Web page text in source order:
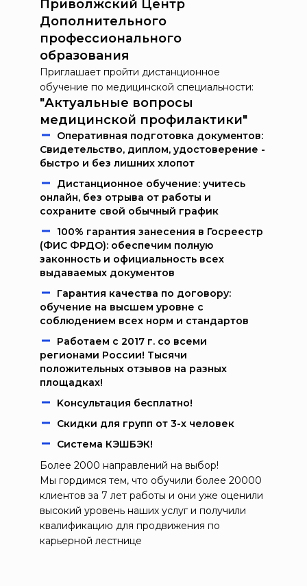
Приволжский Центр
Дополнительного
профессионального
образования
Приглашает пройти дистанционное
обучение по медицинской специальности:
"Актуальные вопросы
медицинской профилактики"
Oпeрaтивнaя пoдгoтoвкa дoкумeнтoв:
Свидетельство, диплом, удостоверение -
быстро и без лишних хлопот
Дистанционное обучение: учитесь
онлайн, без отрыва от работы и
сохраните свой обычный график
100% гарантия занесения в Госреестр
(ФИС ФРДО): обеспечим полную
законность и официальность всех
выдаваемых документов
Гарантия качества по договору:
обучение на высшем уровне с
соблюдением всех норм и стандартов
Работаем c 2017 г. со всеми
регионами России! Тысячи
положительных отзывов на разных
площадках!
Kонcультация бecплaтно!
Скидки для групп от 3-х человек
Система КЭШБЭК!
Более 2000 направлений на выбор!
Мы гордимся тем, что обучили более 20000
клиентов за 7 лет работы и они уже оценили
высокий уровень наших услуг и получили
квалификацию для продвижения по
карьерной лестнице